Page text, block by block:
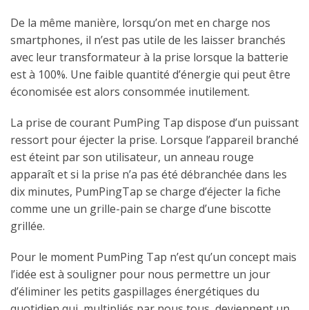
De la même manière, lorsqu’on met en charge nos
smartphones, il n’est pas utile de les laisser branchés
avec leur transformateur à la prise lorsque la batterie
est à 100%. Une faible quantité d’énergie qui peut être
économisée est alors consommée inutilement.
La prise de courant PumPing Tap dispose d’un puissant
ressort pour éjecter la prise. Lorsque l’appareil branché
est éteint par son utilisateur, un anneau rouge
apparaît et si la prise n’a pas été débranchée dans les
dix minutes, PumPingTap se charge d’éjecter la fiche
comme une un grille-pain se charge d’une biscotte
grillée.
Pour le moment PumPing Tap n’est qu’un concept mais
l’idée est à souligner pour nous permettre un jour
d’éliminer les petits gaspillages énergétiques du